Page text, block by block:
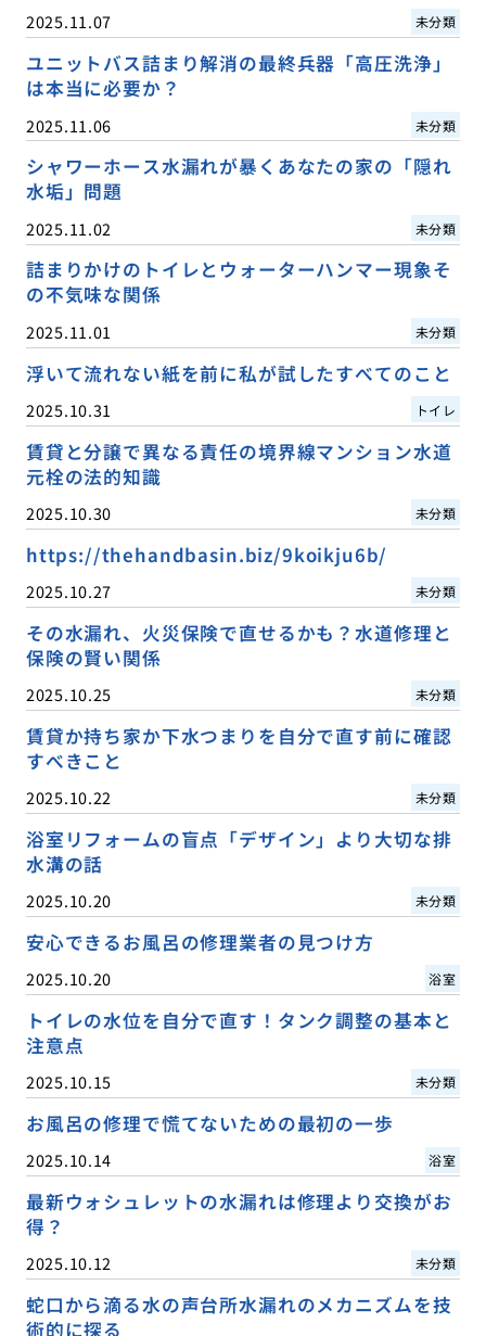
2025.11.07 未分類
ユニットバス詰まり解消の最終兵器「高圧洗浄」
は本当に必要か？
2025.11.06 未分類
シャワーホース水漏れが暴くあなたの家の「隠れ
水垢」問題
2025.11.02 未分類
詰まりかけのトイレとウォーターハンマー現象そ
の不気味な関係
2025.11.01 未分類
浮いて流れない紙を前に私が試したすべてのこと
2025.10.31 トイレ
賃貸と分譲で異なる責任の境界線マンション水道
元栓の法的知識
2025.10.30 未分類
https://thehandbasin.biz/9koikju6b/
2025.10.27 未分類
その水漏れ、火災保険で直せるかも？水道修理と
保険の賢い関係
2025.10.25 未分類
賃貸か持ち家か下水つまりを自分で直す前に確認
すべきこと
2025.10.22 未分類
浴室リフォームの盲点「デザイン」より大切な排
水溝の話
2025.10.20 未分類
安心できるお風呂の修理業者の見つけ方
2025.10.20 浴室
トイレの水位を自分で直す！タンク調整の基本と
注意点
2025.10.15 未分類
お風呂の修理で慌てないための最初の一歩
2025.10.14 浴室
最新ウォシュレットの水漏れは修理より交換がお
得？
2025.10.12 未分類
蛇口から滴る水の声台所水漏れのメカニズムを技
術的に探る